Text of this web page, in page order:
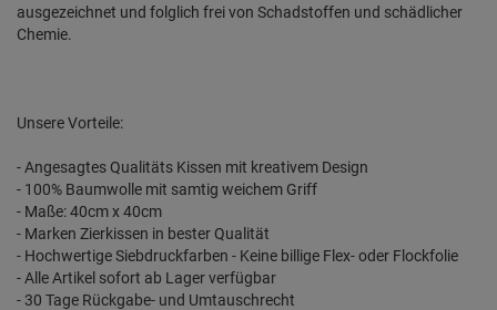
ausgezeichnet und folglich frei von Schadstoffen und schädlicher
Chemie.
Unsere Vorteile:
- Angesagtes Qualitäts Kissen mit kreativem Design
- 100% Baumwolle mit samtig weichem Griff
- Maße: 40cm x 40cm
- Marken Zierkissen in bester Qualität
- Hochwertige Siebdruckfarben - Keine billige Flex- oder Flockfolie
- Alle Artikel sofort ab Lager verfügbar
- 30 Tage Rückgabe- und Umtauschrecht